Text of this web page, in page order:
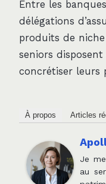
Entre les
délégations
produits de
seniors
concrétiser leurs
À propos Articles
Je
au